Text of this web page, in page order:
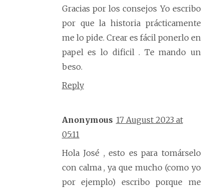
Gracias por los consejos Yo escribo
por que la historia prácticamente
me lo pide. Crear es fácil ponerlo en
papel es lo dificil . Te mando un
beso.
Reply
Anonymous 17 August 2023 at
05:11
Hola José , esto es para tomárselo
con calma , ya que mucho (como yo
por ejemplo) escribo porque me